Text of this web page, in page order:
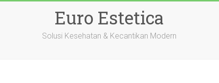
Euro Estetica
Solusi Kesehatan & Kecantikan Modern